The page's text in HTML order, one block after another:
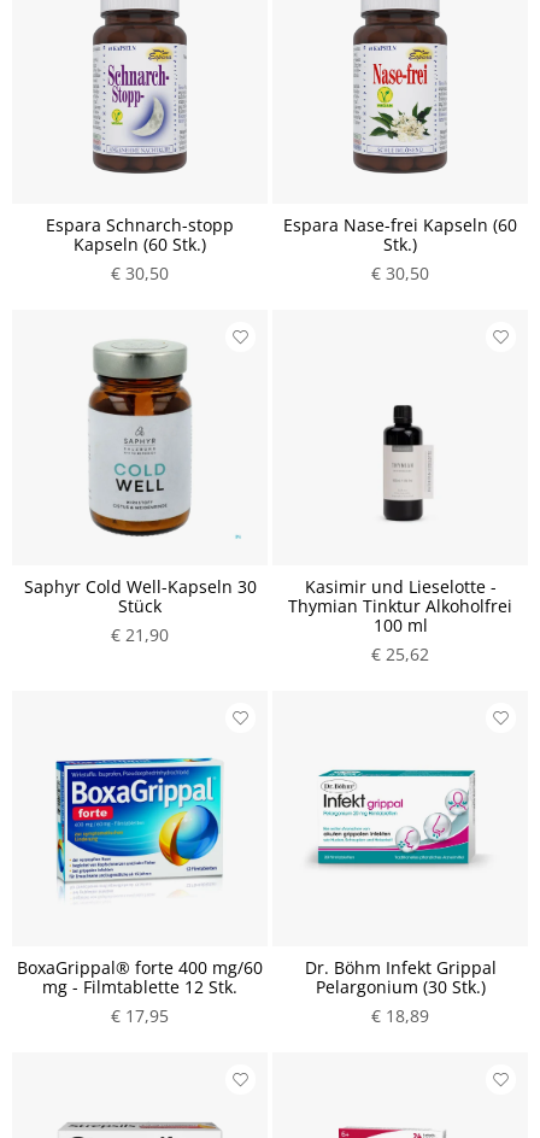
Espara Schnarch-stopp
Kapseln (60 Stk.)
€ 30,50
Espara Nase-frei Kapseln (60
Stk.)
€ 30,50
Saphyr Cold Well-Kapseln 30
Stück
€ 21,90
Kasimir und Lieselotte -
Thymian Tinktur Alkoholfrei
100 ml
€ 25,62
BoxaGrippal® forte 400 mg/60
mg - Filmtablette 12 Stk.
€ 17,95
Dr. Böhm Infekt Grippal
Pelargonium (30 Stk.)
€ 18,89